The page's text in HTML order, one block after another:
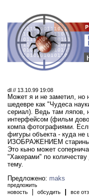
dl // 13.10.99 19:08
Может я и не заметил, но
шедевре как "Чудеса
сериал). Ведь там ляпов,
интерфейсом (фильм
компа фотографиями.
фигуры объекта - куда не
ИЗОБРАЖЕНИЕМ старины
Это кыно может
"Хакерами" по
тему.
Предложено: maks
предложить
новость
обсудить все